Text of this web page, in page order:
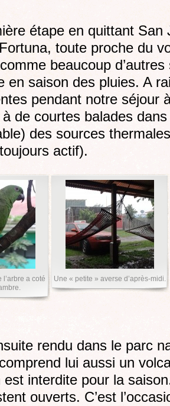
étape en quittant San
toute proche du
beaucoup
en saison des pluies. A
pendant notre séjour
de courtes balades
des sources
actif).
a coté
Une « petite » averse d’après-midi.
rendu dans le parc
lui aussi un
est interdite pour la
ouverts. C’est